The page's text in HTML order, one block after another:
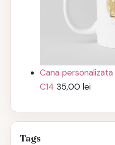
Cana
C14 35,00lei
Tags